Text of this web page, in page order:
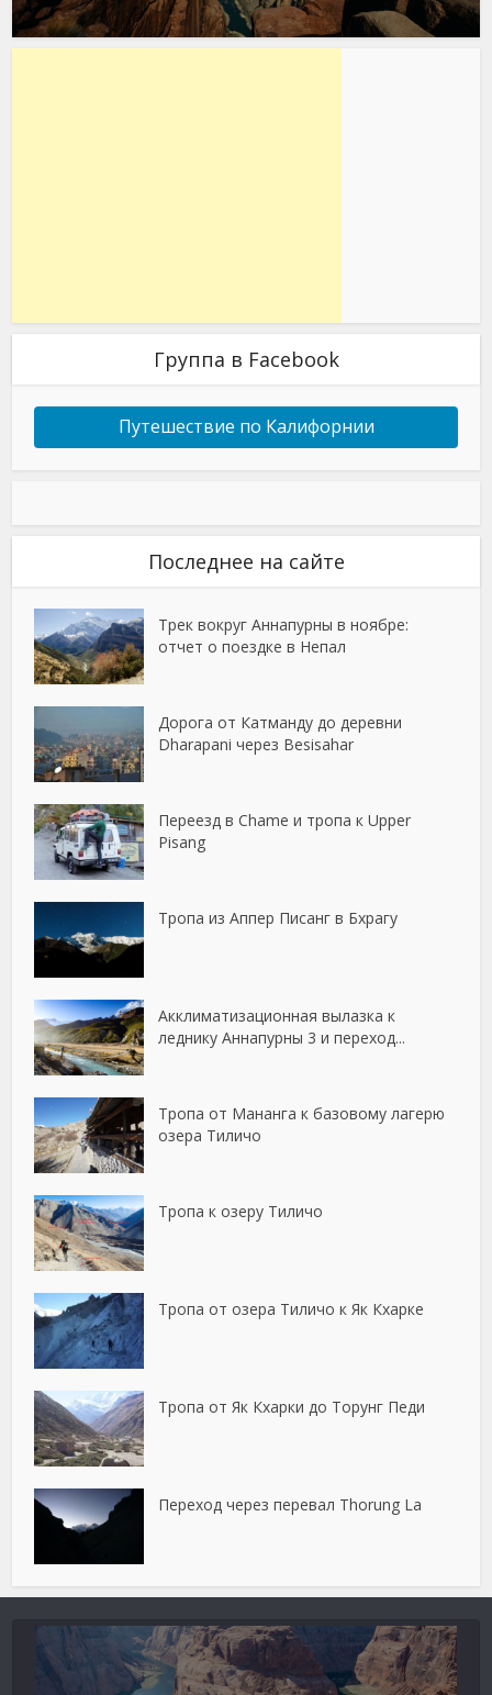
Группа в Facebook
Путешествие по Калифорнии
Последнее на сайте
Трек вокруг Аннапурны в ноябре:
отчет о поездке в Непал
Дорога от Катманду до деревни
Dharapani через Besisahar
Переезд в Chame и тропа к Upper
Pisang
Тропа из Аппер Писанг в Бхрагу
Акклиматизационная вылазка к
леднику Аннапурны 3 и переход...
Тропа от Мананга к базовому лагерю
озера Тиличо
Тропа к озеру Тиличо
Тропа от озера Тиличо к Як Кхарке
Тропа от Як Кхарки до Торунг Педи
Переход через перевал Thorung La